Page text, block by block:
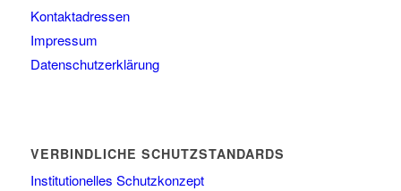
Kontaktadressen
Impressum
Datenschutzerklärung
VERBINDLICHE SCHUTZSTANDARDS
Institutionelles Schutzkonzept